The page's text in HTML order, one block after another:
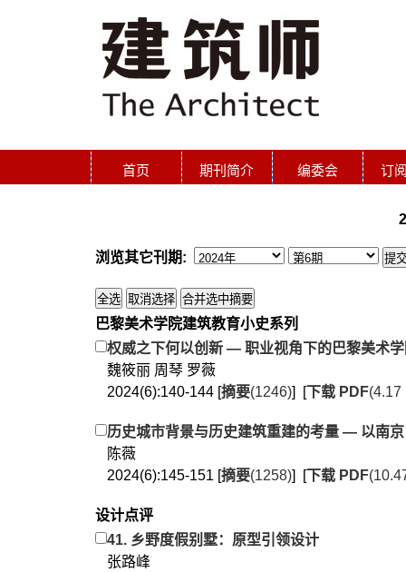
首页 期刊简介 编委会 订
浏览其它刊期:
巴黎美术学院建筑教育小史系列
权威之下何以创新 — 职业视角下的巴黎美术
魏筱丽 周琴 罗薇
2024(6):140-144 [摘要(1246)] [下载 PDF(4.17
历史城市背景与历史建筑重建的考量 — 以南
陈薇
2024(6):145-151 [摘要(1258)] [下载 PDF
设计点评
41. 乡野度假别墅：原型引领设计
张路峰